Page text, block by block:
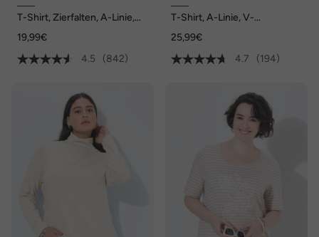
T-Shirt, Zierfalten, A-Linie,
19,99€
4.5
(842)
T-Shirt, A-Linie, V-
25,99€
4.7
(194)